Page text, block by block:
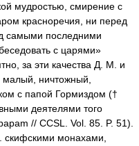
мудростью, смирение с
красноречия, ни перед
самыми последними
с царями»
за эти качества Д. М. и
малый, ничтожный,
с папой Гормиздом (†
деятелями того
// CCSL. Vol. 85. P. 51).
скифскими монахами,